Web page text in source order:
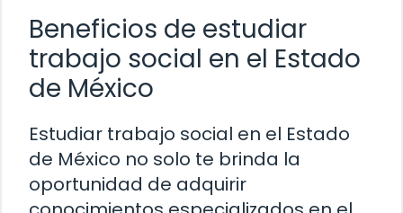
Beneficios de estudiar
trabajo social en el Estado
de México
Estudiar trabajo social en el Estado
de México no solo te brinda la
oportunidad de adquirir